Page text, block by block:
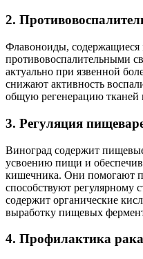
2.
Флавоноиды, содержащиеся
противовоспалительными
актуально при язвенной
снижают активность
общую регенерацию тканей
3. Регуляция
Виноград содержит
усвоению пищи и
кишечника. Они помогают
способствуют регулярному
содержит органические
выработку пищевых
4. Профилактика рака